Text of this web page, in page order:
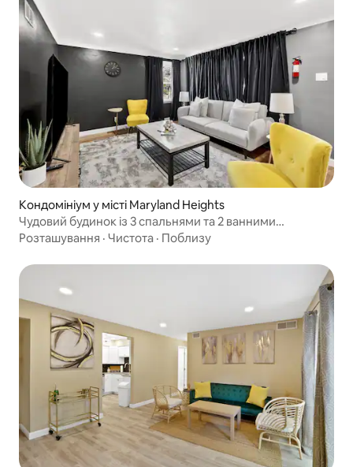
Кондомініум у місті Maryland Heights
Чудовий будинок із 3 спальнями та 2 ванними
кімнатами в Меріленд-Гайтс
Розташування · Чистота · Поблизу